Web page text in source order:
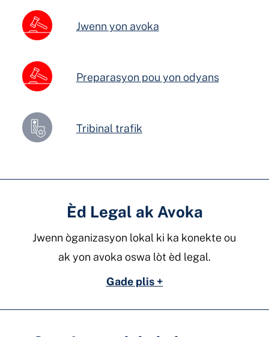
Jwenn yon avoka
Preparasyon pou yon odyans
Tribinal trafik
Èd Legal ak Avoka
Jwenn òganizasyon lokal ki ka konekte ou
ak yon avoka oswa lòt èd legal.
Gade plis +